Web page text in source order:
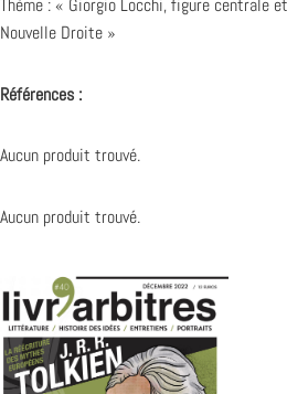
Thème : « Giorgio Locchi, figure centrale
Nouvelle Droite »
Références :
Aucun produit trouvé.
Aucun produit trouvé.